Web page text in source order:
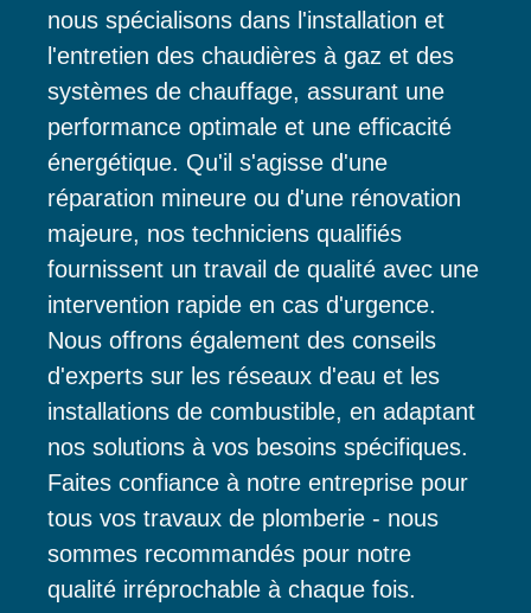
nous spécialisons dans l'installation et
l'entretien des chaudières à gaz et des
systèmes de chauffage, assurant une
performance optimale et une efficacité
énergétique. Qu'il s'agisse d'une
réparation mineure ou d'une rénovation
majeure, nos techniciens qualifiés
fournissent un travail de qualité avec une
intervention rapide en cas d'urgence.
Nous offrons également des conseils
d'experts sur les réseaux d'eau et les
installations de combustible, en adaptant
nos solutions à vos besoins spécifiques.
Faites confiance à notre entreprise pour
tous vos travaux de plomberie - nous
sommes recommandés pour notre
qualité irréprochable à chaque fois.